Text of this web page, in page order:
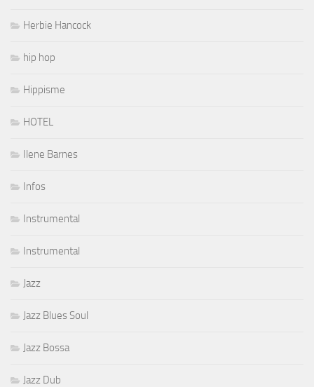
Herbie Hancock
hip hop
Hippisme
HOTEL
Ilene Barnes
Infos
Instrumental
Instrumental
Jazz
Jazz Blues Soul
Jazz Bossa
Jazz Dub